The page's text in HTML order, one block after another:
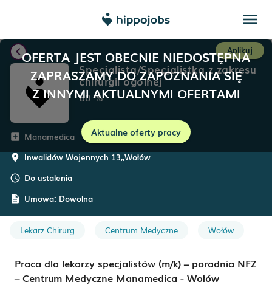
menu
OFERTA JEST OBECNIE NIEDOSTĘPNA
ZAPRASZAMY DO ZAPOZNANIA SIĘ
Z INNYMI AKTUALNYMI OFERTAMI
Aktualne oferty pracy
chevron_left Aplikuj
Specjalista/Specjalistka z zakresu
chirurgii ogólnej
60%
add_box Manamedica
room Inwalidów Wojennych 13,,Wołów
schedule Do ustalenia
description Umowa: Dowolna
Lekarz Chirurg Centrum Medyczne Wołów
Praca dla lekarzy specjalistów (m/k) – poradnia NFZ
– Centrum Medyczne Manamedica - Wołów